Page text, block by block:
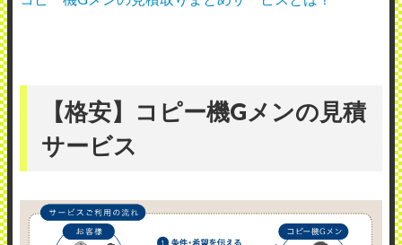
【格安】コピー機Gメンの見積
サービス